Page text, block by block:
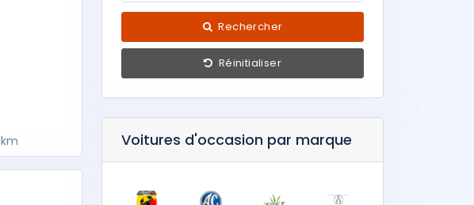
Rechercher
Réinitialiser
Voitures d'occasion par marque